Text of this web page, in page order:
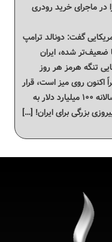
در ماجرای خرید رودری
گفت: دونالد ترامپ
ضعیف‌تر شده، ایران
تنگه هرمز هر روز
اکنون روی میز است، قرار
است در ازای بازگشایی تنگه، سالانه ۱۰۰ میلیارد دلار به
بزرگی برای ایران! […]